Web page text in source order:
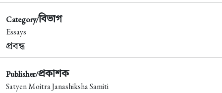
Category/বিভাগ
Essays
প্রবন্ধ
Publisher/প্রকাশক
Satyen Moitra Janashiksha Samiti